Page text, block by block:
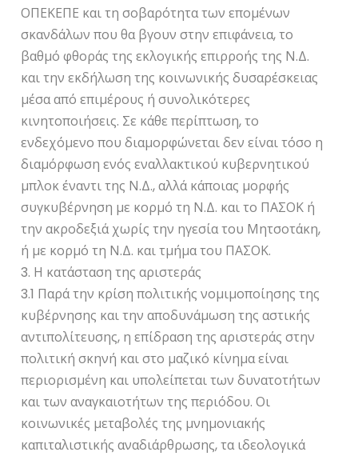
ΟΠΕΚΕΠΕ και τη σοβαρότητα των επομένων
σκανδάλων που θα βγουν στην επιφάνεια, το
βαθμό φθοράς της εκλογικής επιρροής της Ν.Δ.
και την εκδήλωση της κοινωνικής δυσαρέσκειας
μέσα από επιμέρους ή συνολικότερες
κινητοποιήσεις. Σε κάθε περίπτωση, το
ενδεχόμενο που διαμορφώνεται δεν είναι τόσο η
διαμόρφωση ενός εναλλακτικού κυβερνητικού
μπλοκ έναντι της Ν.Δ., αλλά κάποιας μορφής
συγκυβέρνηση με κορμό τη Ν.Δ. και το ΠΑΣΟΚ ή
την ακροδεξιά χωρίς την ηγεσία του Μητσοτάκη,
ή με κορμό τη Ν.Δ. και τμήμα του ΠΑΣΟΚ.
3. Η κατάσταση της αριστεράς
3.1 Παρά την κρίση πολιτικής νομιμοποίησης της
κυβέρνησης και την αποδυνάμωση της αστικής
αντιπολίτευσης, η επίδραση της αριστεράς στην
πολιτική σκηνή και στο μαζικό κίνημα είναι
περιορισμένη και υπολείπεται των δυνατοτήτων
και των αναγκαιοτήτων της περιόδου. Οι
κοινωνικές μεταβολές της μνημονιακής
καπιταλιστικής αναδιάρθρωσης, τα ιδεολογικά